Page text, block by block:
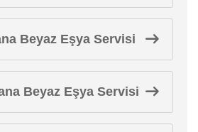
Beyaz Eşya Servisi
Beyaz Eşya Servisi